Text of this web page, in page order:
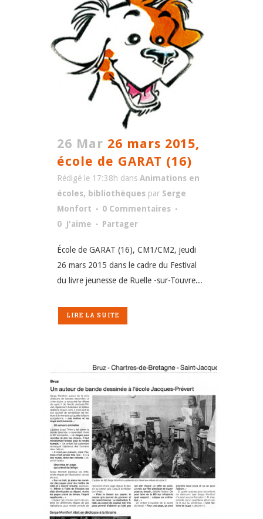
26 Mar 26 mars 2015,
école de GARAT (16)
Rédigé le 17:38h dans Animations en
écoles, bibliothèques par Serge
Monfort
0 Commentaires
0 J'aime Partager
École de GARAT (16), CM1/CM2, jeudi
26 mars 2015 dans le cadre du Festival
du livre jeunesse de Ruelle -sur-Touvre...
LIRE LA SUITE